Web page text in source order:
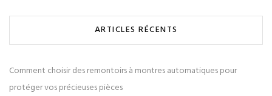
ARTICLES RÉCENTS
Comment choisir des remontoirs à montres automatiques pour
protéger vos précieuses pièces